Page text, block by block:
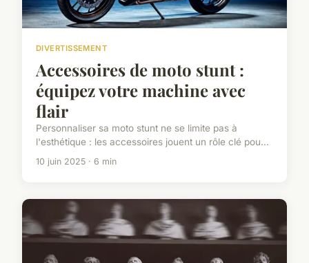
DIVERTISSEMENT
Accessoires de moto stunt :
équipez votre machine avec
flair
Personnaliser sa moto stunt ne se limite pas à
l'esthétique : les accessoires jouent un rôle clé pou...
10 juin 2025 · 6 min